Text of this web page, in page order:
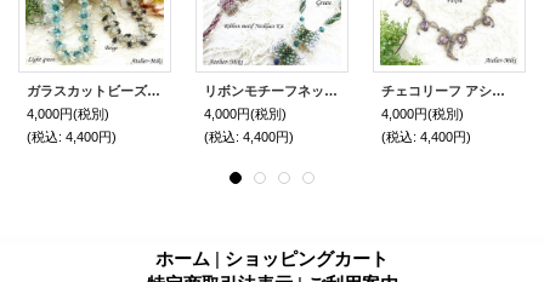
ガラスカットビーズ 六花弁フラワーモチーフ ネックレス【ベージュ】【ライトグリーン】by アトリエ美樹
4,000円(税別)
(税込: 4,400円)
リボンモチーフネックレス 【グリーン】【ピンク】by アトリエ美樹
4,000円(税別)
(税込: 4,400円)
チェコリーフ アシンメトリー モチーフ ネックレス【グリーン】【パープル】by アトリエ美樹
4,000円(税別)
(税込: 4,400円)
ホーム | ショッピングカート